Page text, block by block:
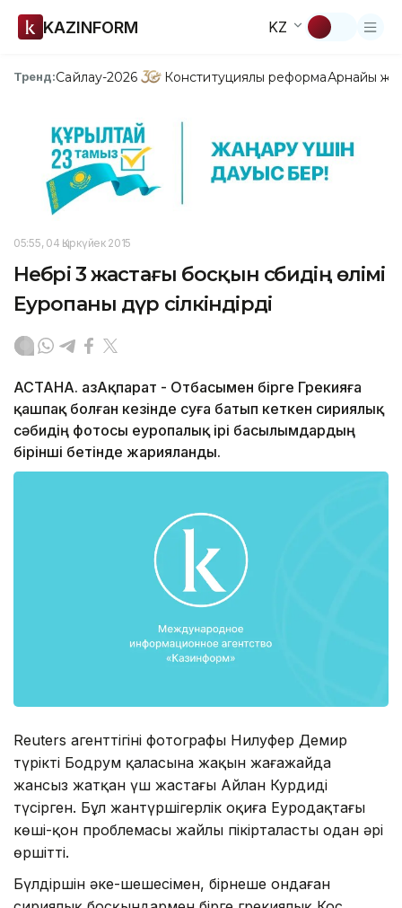
KAZINFORM KZ
Тренд:Сайлау-2026 Конституциялық реформаАрнайы
05:55, 04 Қыркүйек 2015
Небәрі 3 жастағы босқын сәбидің өлімі
Еуропаны дүр сілкіндірді
АСТАНА. ҚазАқпарат - Отбасымен бірге Грекияға
қашпақ болған кезінде суға батып кеткен сириялық
сәбидің фотосы еуропалық ірі басылымдардың
бірінші бетінде жарияланды.
Reuters агенттігінің фотографы Нилуфер Демир
түріктің Бодрум қаласына жақын жағажайда
жансыз жатқан үш жастағы Айлан Курдиді
түсірген. Бұл жантүршігерлік оқиға Еуродақтағы
көші-қон проблемасы жайлы пікірталасты одан әрі
өршітті.
Бүлдіршін әке-шешесімен, бірнеше ондаған